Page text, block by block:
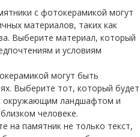
с фотокерамикой могут
материалов, таких как
Выберите материал, который
и условиям
могут быть
Выберите тот, который будет
окружающим ландшафтом и
человеке.
на памятник не только текст,